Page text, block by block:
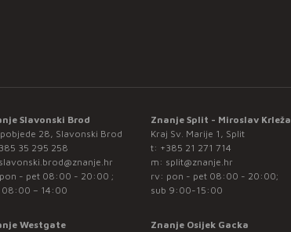
Slavonski Brod
28, Slavonski Brod
35 295 258
slavonski.brod@znanje.hr
- pet 08:00 - 20:00 ;
08:00 – 14:00
Znanje Split - Miroslav Krleža
Kraj Sv. Marije 1, Split
t: +385 21 271 714
m: split@znanje.hr
rv: pon - pet 08:00 - 20:00;
sub 9:00-15:00
Westgate
Znanje Osijek Gacka